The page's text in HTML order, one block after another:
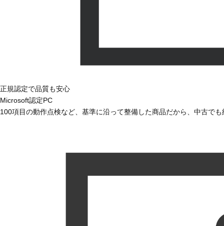
正規認定で品質も安心
Microsoft認定PC
100項目の動作点検など、基準に沿って整備した商品だから、中古で